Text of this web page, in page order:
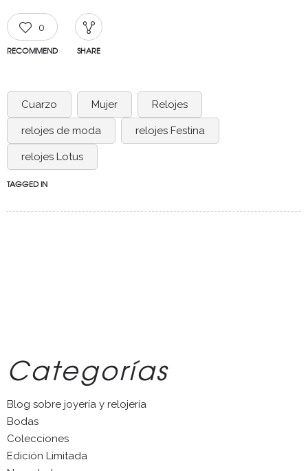
0
RECOMMEND SHARE
Cuarzo Mujer Relojes
relojes de moda relojes Festina
relojes Lotus
TAGGED IN
Categorías
Blog sobre joyería y relojería
Bodas
Colecciones
Edición Limitada